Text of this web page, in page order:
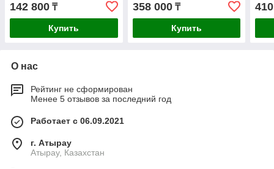
142 800 ₸
Купить
358 000₸
Купить
О нас
Рейтинг не сформирован
Менее 5 отзывов за последний год
Работает с 06.09.2021
г. Атырау
Атырау, Казахстан